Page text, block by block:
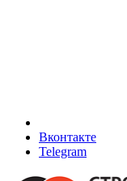
Вконтакте
Telegram